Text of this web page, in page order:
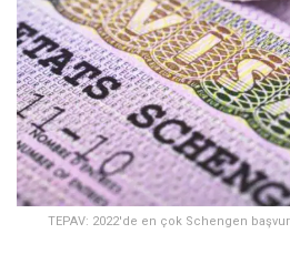
TEPAV: 2022'de en çok Schengen